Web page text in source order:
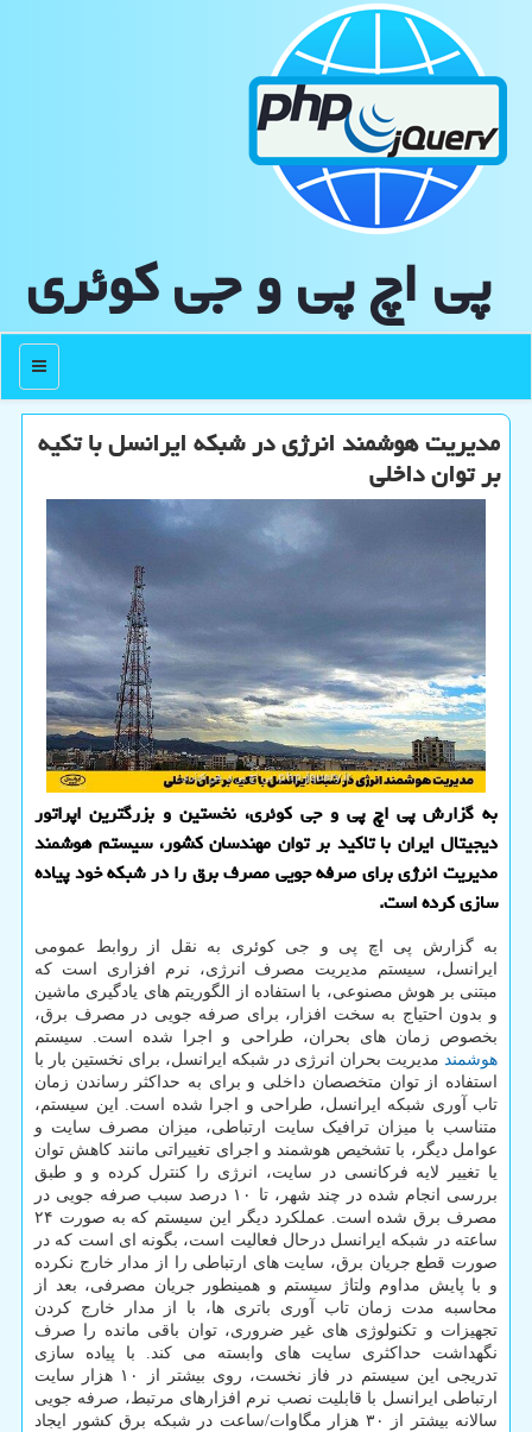
پی اچ پی و جی كوئری
منو
مدیریت هوشمند انرژی در شبکه ایرانسل با تکیه
بر توان داخلی
به گزارش پی اچ پی و جی کوئری، نخستین و بزرگترین اپراتور
دیجیتال ایران با تاکید بر توان مهندسان کشور، سیستم هوشمند
مدیریت انرژی برای صرفه جویی مصرف برق را در شبکه خود پیاده
سازی کرده است.
به گزارش پی اچ پی و جی کوئری به نقل از روابط عمومی
ایرانسل، سیستم مدیریت مصرف انرژی، نرم افزاری است که
مبتنی بر هوش مصنوعی، با استفاده از الگوریتم های یادگیری ماشین
و بدون احتیاج به سخت افزار، برای صرفه جویی در مصرف برق،
بخصوص زمان های بحران، طراحی و اجرا شده است. سیستم
هوشمند مدیریت بحران انرژی در شبکه ایرانسل، برای نخستین بار با
استفاده از توان متخصصان داخلی و برای به حداکثر رساندن زمان
تاب آوری شبکه ایرانسل، طراحی و اجرا شده است. این سیستم،
متناسب با میزان ترافیک سایت ارتباطی، میزان مصرف سایت و
عوامل دیگر، با تشخیص هوشمند و اجرای تغییراتی مانند کاهش توان
یا تغییر لایه فرکانسی در سایت، انرژی را کنترل کرده و و طبق
بررسی انجام شده در چند شهر، تا ۱۰ درصد سبب صرفه جویی در
مصرف برق شده است. عملکرد دیگر این سیستم که به صورت ۲۴
ساعته در شبکه ایرانسل درحال فعالیت است، بگونه ای است که در
صورت قطع جریان برق، سایت های ارتباطی را از مدار خارج نکرده
و با پایش مداوم ولتاژ سیستم و همینطور جریان مصرفی، بعد از
محاسبه مدت زمان تاب آوری باتری ها، با از مدار خارج کردن
تجهیزات و تکنولوژی های غیر ضروری، توان باقی مانده را صرف
نگهداشت حداکثری سایت های وابسته می کند. با پیاده سازی
تدریجی این سیستم در فاز نخست، روی بیشتر از ۱۰ هزار سایت
ارتباطی ایرانسل با قابلیت نصب نرم افزارهای مرتبط، صرفه جویی
سالانه بیشتر از ۳۰ هزار مگاوات/ساعت در شبکه برق کشور ایجاد